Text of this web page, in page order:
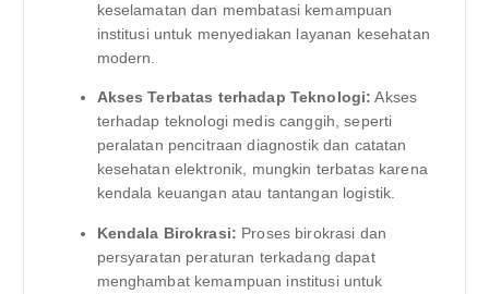
keselamatan dan membatasi kemampuan
institusi untuk menyediakan layanan kesehatan
modern.
Akses Terbatas terhadap Teknologi: Akses
terhadap teknologi medis canggih, seperti
peralatan pencitraan diagnostik dan catatan
kesehatan elektronik, mungkin terbatas karena
kendala keuangan atau tantangan logistik.
Kendala Birokrasi: Proses birokrasi dan
persyaratan peraturan terkadang dapat
menghambat kemampuan institusi untuk